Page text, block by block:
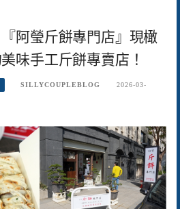
『阿瑩斤餅專門店』現橄
味手工斤餅專賣店！
SILLYCOUPLEBLOG
2026-03-